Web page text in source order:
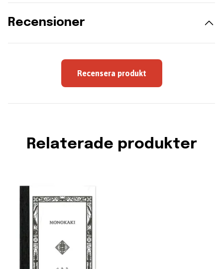
Recensioner
Recensera produkt
Relaterade produkter